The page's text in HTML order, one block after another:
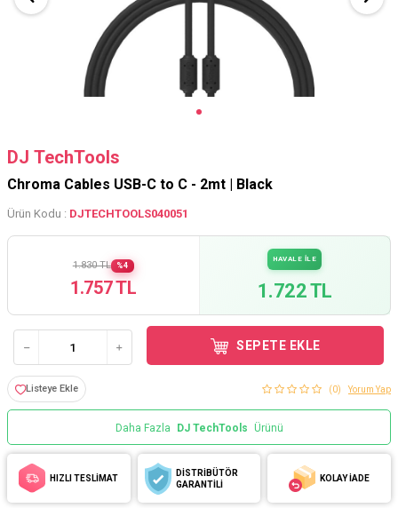
DJ TechTools
Chroma Cables USB-C to C - 2mt | Black
Ürün Kodu : DJTECHTOOLS040051
1.830 TL %4
1.757 TL
HAVALE İLE
1.722 TL
SEPETE EKLE
Listeye Ekle (0) Yorum Yap
Daha Fazla DJ TechTools Ürünü
HIZLI TESLİMAT
DİSTRİBÜTÖR
GARANTİLİ
KOLAY İADE